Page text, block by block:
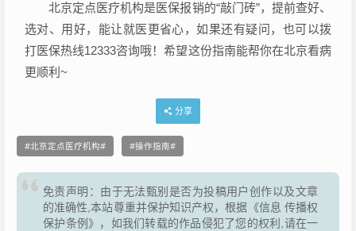
北京定点医疗机构是医保报销的“敲门砖”，提前查好、
选对、用好，能让就医更省心，如果还有疑问，也可以拨
打医保热线12333咨询哦！希望这份指南能帮你在北京看病
更顺利~
分享
北京定点医疗机构 操作指南
免责声明：由于无法甄别是否为投稿用户创作以及文章
的准确性,本站尊重并保护知识产权，根据《信息 传播权
保护条例》，如我们转载的作品侵犯了您的权利,请在一